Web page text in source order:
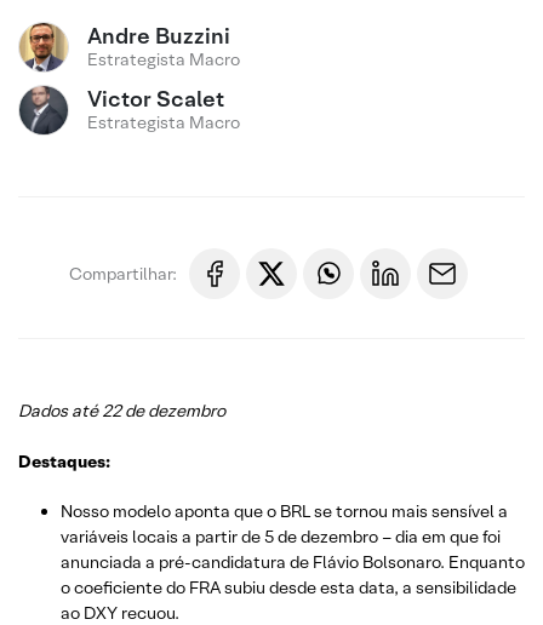
Andre Buzzini
Estrategista Macro
Victor Scalet
Estrategista Macro
Compartilhar:
Dados até 22 de dezembro
Destaques:
Nosso modelo aponta que o BRL se tornou mais sensível a
variáveis locais a partir de 5 de dezembro – dia em que foi
anunciada a pré-candidatura de Flávio Bolsonaro. Enquanto
o coeficiente do FRA subiu desde esta data, a sensibilidade
ao DXY recuou.